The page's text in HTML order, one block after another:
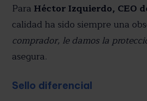
Para Héctor Izquierdo, CEO
calidad ha sido siempre una
comprador, le damos la
asegura.
Sello diferencial